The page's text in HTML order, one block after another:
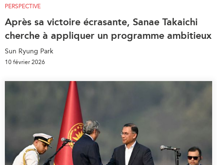
PERSPECTIVE
Après sa victoire écrasante, Sanae Takaichi
cherche à appliquer un programme ambitieux
Sun Ryung Park
10 février 2026